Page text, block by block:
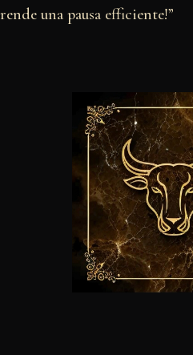
una pausa efficiente!”